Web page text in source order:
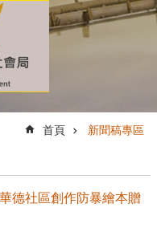
首頁 新聞稿專區
德社區創作防暴繪本贈